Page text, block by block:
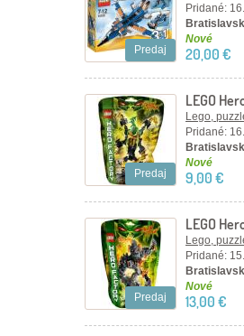
Predaj
Pridané:
Nové
20,00 €
Predaj
LEGO
Lego,
Pridané:
Nové
9,00 €
Predaj
LEGO
Lego,
Pridané:
Nové
13,00 €